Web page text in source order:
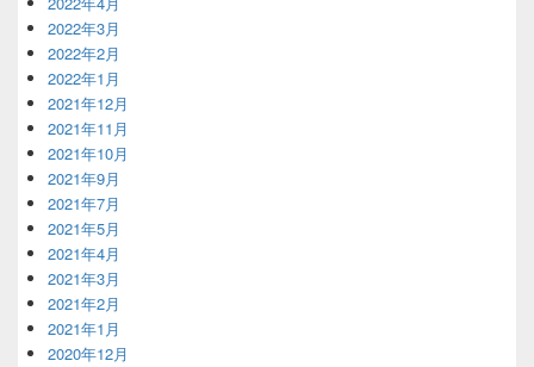
2022年3月
2022年2月
2022年1月
2021年12月
2021年11月
2021年10月
2021年9月
2021年7月
2021年5月
2021年4月
2021年3月
2021年2月
2021年1月
2020年12月